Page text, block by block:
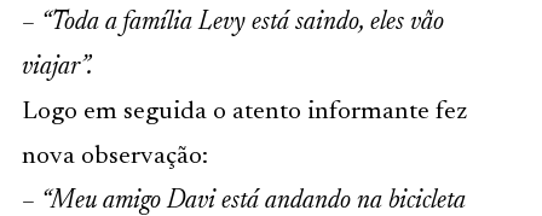
– “Toda a família Levy está saindo, eles vão
viajar”.
Logo em seguida o atento informante fez
nova observação:
– “Meu amigo Davi está andando na bicicleta